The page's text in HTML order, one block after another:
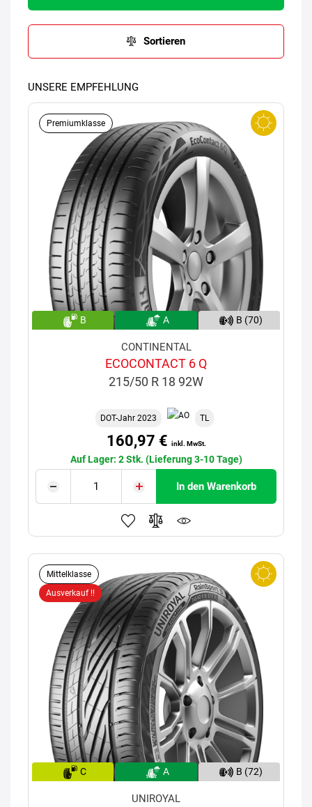
Sortieren
UNSERE EMPFEHLUNG
Premiumklasse
B A B (70)
CONTINENTAL
ECOCONTACT 6 Q
215/50 R 18 92W
DOT-Jahr 2023 TL
160,97 € inkl. MwSt.
Auf Lager: 2 Stk. (Lieferung 3-10 Tage)
In den Warenkorb
Mittelklasse
Ausverkauf !!
C A B (72)
UNIROYAL